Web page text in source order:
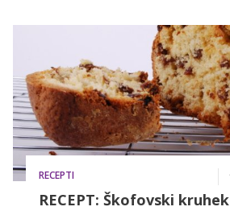
RECEPTI
RECEPT: Škofovski kruhek